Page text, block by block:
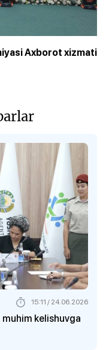
Axborot xizmati
kelishuvga
15:11 / 24.06.2026